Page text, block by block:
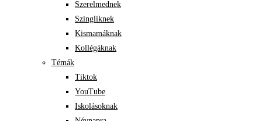
Szerelmednek
Szingliknek
Kismamáknak
Kollégáknak
Témák
Tiktok
YouTube
Iskolásoknak